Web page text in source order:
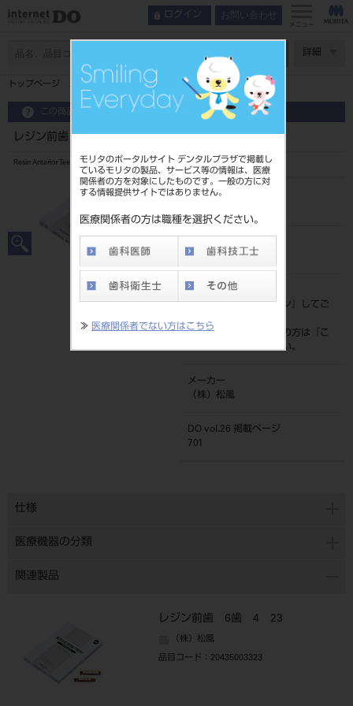
モリタのポータルサイト デンタルプラザで掲載し
ているモリタの製品、サービス等の情報は、医療
関係者の方を対象にしたものです。一般の方に対
する情報提供サイトではありません。
医療関係者の方は職種を選択ください。
≫ 医療関係者でない方はこちら
ログイン お問い合わせ
メニュー
詳細
トップページ レジン前歯 6歯 6 25
この商品に関するお問い合わせ
レジン前歯 6歯 6 25
Resin Anterior Teeth
品目コード
4548162007186
標準価格
価格の確認は『ログイン
』してご
ネット会員登録がまだの方は『
こ
ちら』より登録ください。
メーカー
（株）松風
DO vol.26 掲載ページ
701
仕様
医療機器の分類
関連製品
レジン前歯 6歯 4 23
（株）松風
品目コード ：20435003323